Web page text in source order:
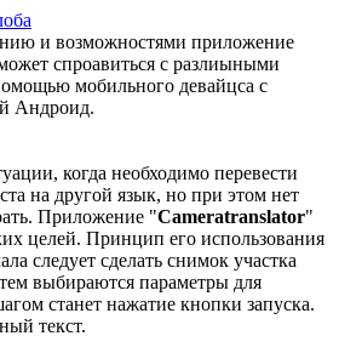
и возможностями приложение
спроавиться с разлиыными
мобильного девайцса с
Андроид.
когда необходимо перевести
на другой язык, но при этом нет
Приложение "Cameratranslator"
целей. Принцип его использования
следует сделать снимок участка
выбираются параметры для
станет нажатие кнопки запуска.
текст.